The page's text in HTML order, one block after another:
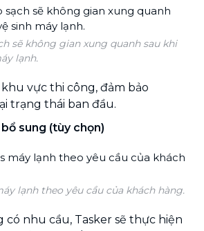
sẽ không gian xung quanh sau khi
lạnh.
khu vực thi công, đảm bảo
trạng thái ban đầu.
sung (tùy chọn)
lạnh theo yêu cầu của khách hàng.
có nhu cầu, Tasker sẽ thực hiện